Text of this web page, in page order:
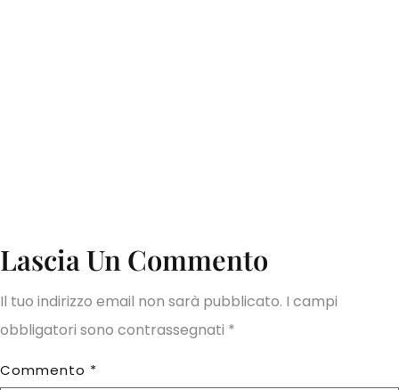
Lascia Un Commento
Il tuo indirizzo email non sarà pubblicato. I campi
obbligatori sono contrassegnati *
Commento *